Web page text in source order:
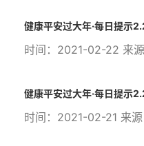
时间：2021-02-22 来
时间：2021-02-21 来